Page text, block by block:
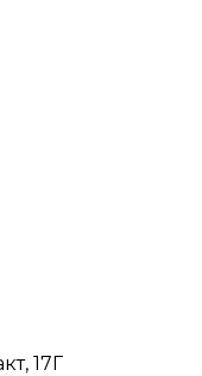
17Г